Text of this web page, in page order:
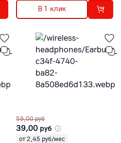
В 1 клик
59,00 руб
39,00 руб
от 2,45 руб/мес